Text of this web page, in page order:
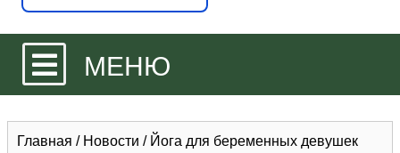
МЕНЮ
Главная / Новости / Йога для беременных девушек